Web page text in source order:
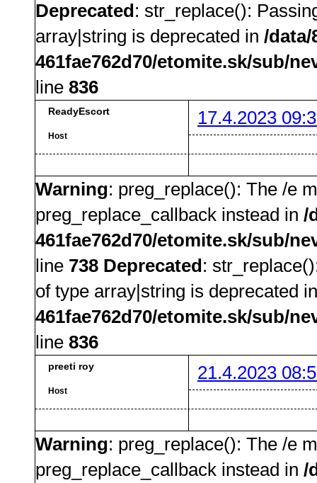
Deprecated: str_replace():
array|string is deprecated in /data/
461fae762d70/etomite.sk/sub/
line 836
ReadyEscort 17.4.2023
Host
Warning: preg_replace(): The /e
preg_replace_callback instead in /
461fae762d70/etomite.sk/sub/
line 738 Deprecated:
of type array|string is deprecated
461fae762d70/etomite.sk/sub/
line 836
preeti roy 21.4.2023
Host
Warning: preg_replace(): The /e
preg_replace_callback instead in /